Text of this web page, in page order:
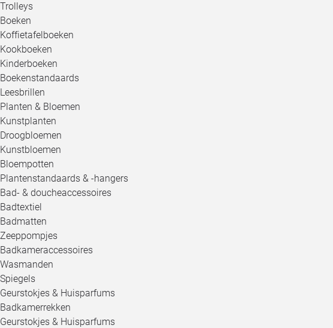
Trolleys
Boeken
Koffietafelboeken
Kookboeken
Kinderboeken
Boekenstandaards
Leesbrillen
Planten & Bloemen
Kunstplanten
Droogbloemen
Kunstbloemen
Bloempotten
Plantenstandaards & -hangers
Bad- & doucheaccessoires
Badtextiel
Badmatten
Zeeppompjes
Badkameraccessoires
Wasmanden
Spiegels
Geurstokjes & Huisparfums
Badkamerrekken
Geurstokjes & Huisparfums